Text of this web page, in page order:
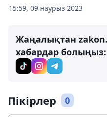
15:59, 09 наурыз 2023
Жаңалықтан
хабардар болыңыз:
Пікірлер 0